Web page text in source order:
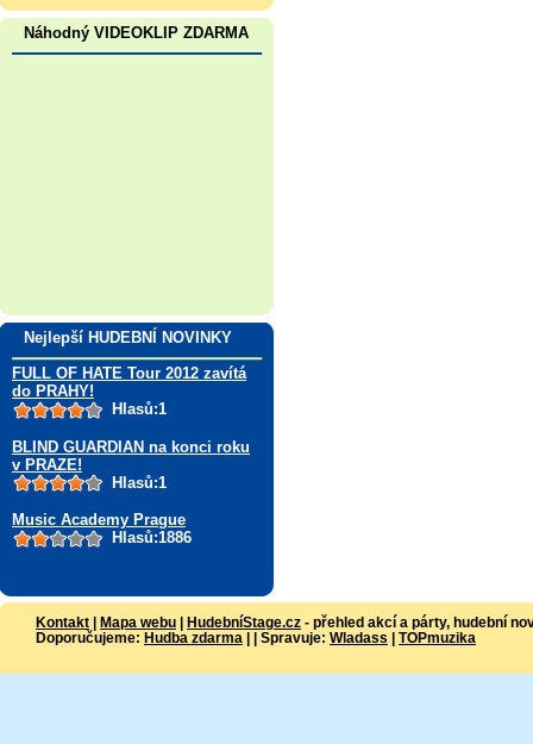
Náhodný VIDEOKLIP ZDARMA
Nejlepší HUDEBNÍ NOVINKY
FULL OF HATE Tour 2012 zavítá
do PRAHY!
Hlasů:1
BLIND GUARDIAN na konci roku
v PRAZE!
Hlasů:1
Music Academy Prague
Hlasů:1886
Kontakt | Mapa webu | HudebníStage.cz - přehled akcí a párty, hudební
Doporučujeme: Hudba zdarma | | Spravuje: Wladass | TOPmuzika